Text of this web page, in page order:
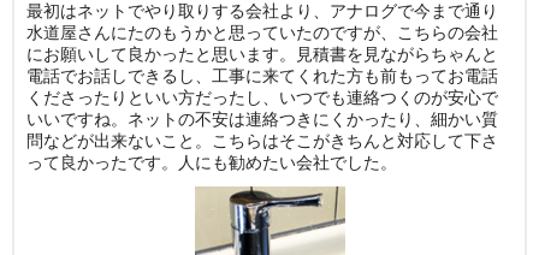
最初はネットでやり取りする会社より、アナログで今まで通り
水道屋さんにたのもうかと思っていたのですが、こちらの会社
にお願いして良かったと思います。見積書を見ながらちゃんと
電話でお話しできるし、工事に来てくれた方も前もってお電話
くださったりといい方だったし、いつでも連絡つくのが安心で
いいですね。ネットの不安は連絡つきにくかったり、細かい質
問などが出来ないこと。こちらはそこがきちんと対応して下さ
って良かったです。人にも勧めたい会社でした。